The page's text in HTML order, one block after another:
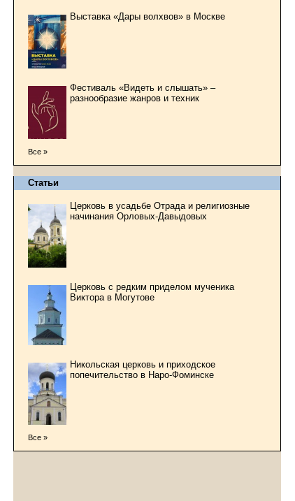
Выставка «Дары волхвов» в Москве
Фестиваль «Видеть и слышать» –
разнообразие жанров и техник
Все »
Статьи
Церковь в усадьбе Отрада и религиозные
начинания Орловых-Давыдовых
Церковь с редким приделом мученика
Виктора в Могутове
Никольская церковь и приходское
попечительство в Наро-Фоминске
Все »